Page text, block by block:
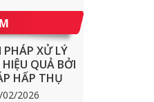
PHÁP XỬ LÝ
HIỆU QUẢ BỞI
HẤP THỤ
HOẠT
2026